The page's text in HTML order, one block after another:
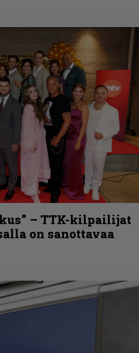
– TTK-kilpailijat
on sanottavaa